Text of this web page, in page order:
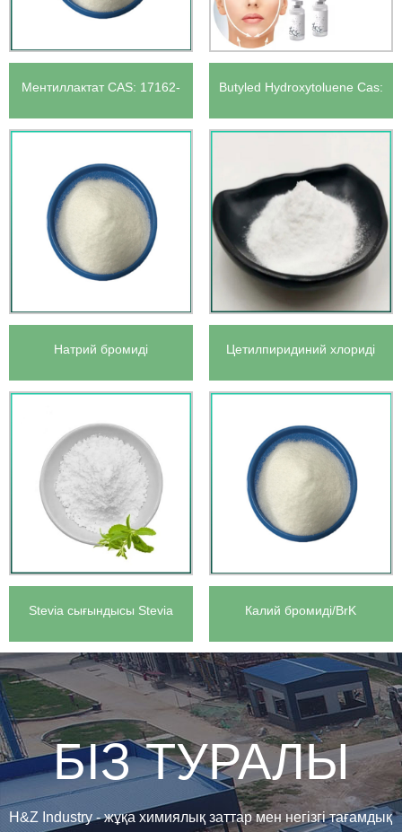
Ментиллактат CAS: 17162-
29-7
Butyled Hydroxytoluene Cas:
128-37-0
Натрий бромиді Цетилпиридиний хлориді
CAS: 123-03-5
Stevia сығындысы Stevia
Rebaudiana сығындысы
Стевиозид
Калий бромиді/BrK
CAS:7758-02-3
БІЗ ТУРАЛЫ
H&Z Industry - жұқа химиялық заттар мен негізгі тағамдық